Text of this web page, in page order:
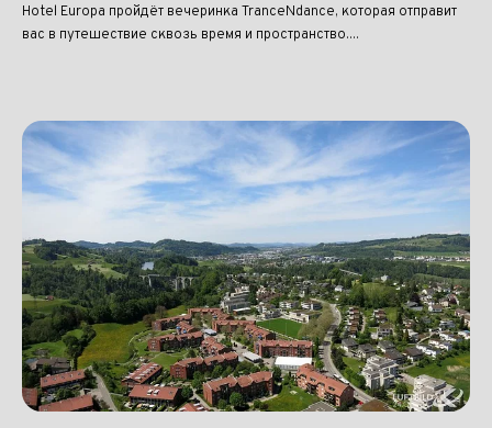
Hotel Europa пройдёт вечеринка TranceNdance, которая отправит
вас в путешествие сквозь время и пространство....